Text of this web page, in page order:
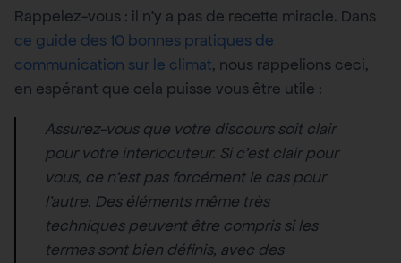
Rappelez-vous : il n’y a pas de recette miracle. Dans
ce guide des 10 bonnes pratiques de
communication sur le climat, nous rappelions ceci,
en espérant que cela puisse vous être utile :
Assurez-vous que votre discours soit clair
pour votre interlocuteur. Si c’est clair pour
vous, ce n’est pas forcément le cas pour
l’autre. Des éléments même très
techniques peuvent être compris si les
termes sont bien définis, avec des